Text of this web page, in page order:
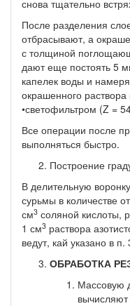
снова тщательно
После разделения
отбрасывают, а
с толщиной
дают еще постоять 5
капелек воды и
окрашенного
•светофильтром (Z =
Все операции после
вы­полняться быстро.
Построение
В делительную
сурьмы в количестве
см3 соляной кис­лоты,
1 см3 раствора
ведут, кай указано в п.
ОБРАБОТКА
Массовую